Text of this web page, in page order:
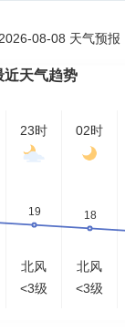
08-08 天气预报
近天气趋势
23时
北风
<3级
02时
北风
<3级